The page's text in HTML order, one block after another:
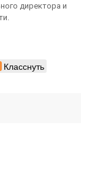
директора и
Класснуть